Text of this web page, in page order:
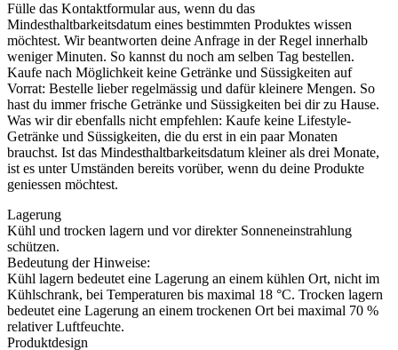
Fülle das Kontaktformular aus, wenn du das
Mindesthaltbarkeitsdatum eines bestimmten Produktes wissen
möchtest. Wir beantworten deine Anfrage in der Regel innerhalb
weniger Minuten. So kannst du noch am selben Tag bestellen.
Kaufe nach Möglichkeit keine Getränke und Süssigkeiten auf
Vorrat: Bestelle lieber regelmässig und dafür kleinere Mengen. So
hast du immer frische Getränke und Süssigkeiten bei dir zu Hause.
Was wir dir ebenfalls nicht empfehlen: Kaufe keine Lifestyle-
Getränke und Süssigkeiten, die du erst in ein paar Monaten
brauchst. Ist das Mindesthaltbarkeitsdatum kleiner als drei Monate,
ist es unter Umständen bereits vorüber, wenn du deine Produkte
geniessen möchtest.
Lagerung
Kühl und trocken lagern und vor direkter Sonneneinstrahlung
schützen.
Bedeutung der Hinweise:
Kühl lagern bedeutet eine Lagerung an einem kühlen Ort, nicht im
Kühlschrank, bei Temperaturen bis maximal 18 °C. Trocken lagern
bedeutet eine Lagerung an einem trockenen Ort bei maximal 70 %
relativer Luftfeuchte.
Produktdesign